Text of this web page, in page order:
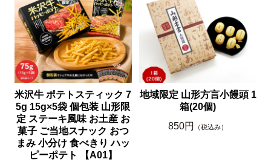
米沢牛 ポテトスティック 7
5g 15g×5袋 個包装 山形限
定 ステーキ風味 お土産 お
菓子 ご当地スナック おつ
まみ 小分け 食べきり ハッ
ピーポテト 【A01】
地域限定 山形方言小饅頭 1
箱(20個)
850円
（税込み）